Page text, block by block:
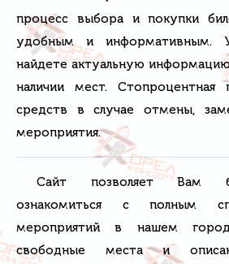
процесс выбора и покупки
удобным и информативным.
найдете актуальную
наличии мест. Стопроцентная
средств в случае отмены,
мероприятия.
Сайт позволяет Вам
ознакомиться с полным
мероприятий в нашем
свободные места и